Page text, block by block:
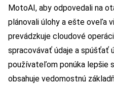
MotoAI, aby odpovedali na
plánovali úlohy a ešte oveľa
prevádzkuje cloudové
spracovávať údaje a spúšťať
používateľom ponúka lepšie
obsahuje vedomostnú